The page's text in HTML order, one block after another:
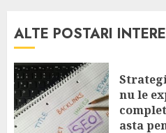
ALTE POSTARI
nu le
asta